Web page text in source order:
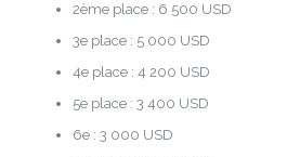
2ème place : 6 500 USD
3e place : 5 000 USD
4e place : 4 200 USD
5e place : 3 400 USD
6e : 3 000 USD